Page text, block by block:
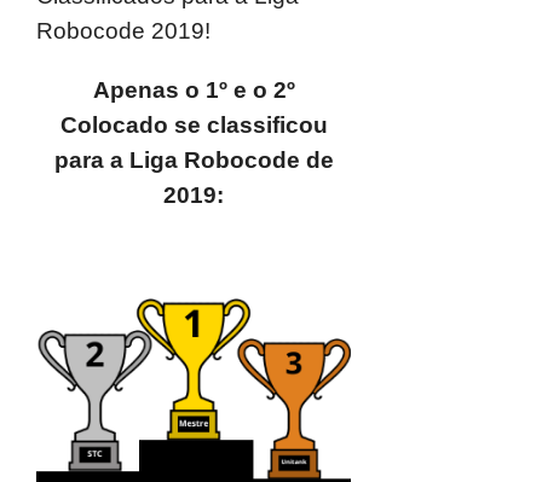
Robocode 2019!
Apenas o 1º e o 2º
Colocado se classificou
para a Liga Robocode de
2019: